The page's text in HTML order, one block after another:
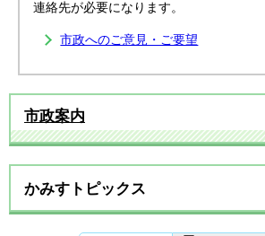
連絡先が必要になります。
市政へのご意見・ご要望
市政案内
かみすトピックス